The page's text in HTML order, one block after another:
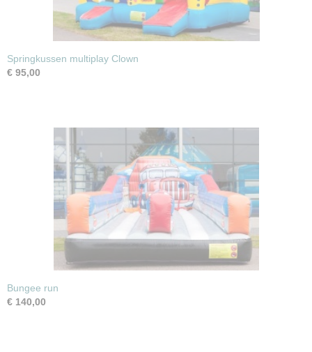
Springkussen multiplay Clown
€ 95,00
Bungee run
€ 140,00